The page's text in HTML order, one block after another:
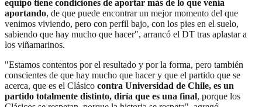
equipo tiene condiciones de aportar más de lo que venía
aportando, de que puede encontrar un mejor momento del que
venimos viviendo, pero con perfil bajo, con los pies en el suelo,
sabiendo que hay mucho que hacer", arrancó el DT tras aplastar a
los viñamarinos.
"Estamos contentos por el resultado y por la forma, pero también
conscientes de que hay mucho que hacer y que el partido que se
acerca, que es el Clásico contra Universidad de Chile, es un
partido totalmente distinto, diría que es una final, porque los